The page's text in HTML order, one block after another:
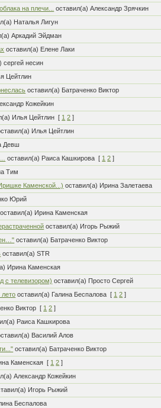
на плечи...
оставил(а) Александр Зрячкин
Наталья Лигун
Аркадий Эйдман
оставил(а) Елене Лаки
сергей несин
Цейтлин
оставил(а) Батраченко Виктор
Кожейкин
Илья Цейтлин [ 1 2 ]
Илья Цейтлин
Девш
оставил(а) Раиса Кашкирова [ 1 2 ]
Тим
Каменской...) оставил(а) Ирина Залетаева
Юрий
оставил(а) Ирина Каменская
оставил(а) Игорь Рыжий
оставил(а) Батраченко Виктор
оставил(а) STR
Ирина Каменская
с телевизором) оставил(а) Просто Сергей
оставил(а) Галина Беспалова [ 1 2 ]
Виктор [ 1 2 ]
Раиса Кашкирова
Василий Алов
оставил(а) Батраченко Виктор
Каменская [ 1 2 ]
Александр Кожейкин
Игорь Рыжий
Беспалова